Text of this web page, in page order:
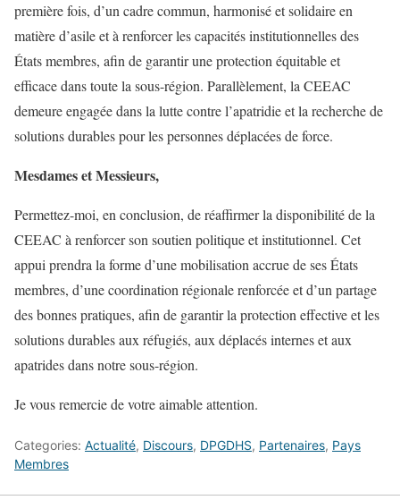
première fois, d’un cadre commun, harmonisé et solidaire en
matière d’asile et à renforcer les capacités institutionnelles des
États membres, afin de garantir une protection équitable et
efficace dans toute la sous-région. Parallèlement, la CEEAC
demeure engagée dans la lutte contre l’apatridie et la recherche de
solutions durables pour les personnes déplacées de force.
Mesdames et Messieurs,
Permettez-moi, en conclusion, de réaffirmer la disponibilité de la
CEEAC à renforcer son soutien politique et institutionnel. Cet
appui prendra la forme d’une mobilisation accrue de ses États
membres, d’une coordination régionale renforcée et d’un partage
des bonnes pratiques, afin de garantir la protection effective et les
solutions durables aux réfugiés, aux déplacés internes et aux
apatrides dans notre sous-région.
Je vous remercie de votre aimable attention.
Categories: Actualité, Discours, DPGDHS, Partenaires, Pays
Membres